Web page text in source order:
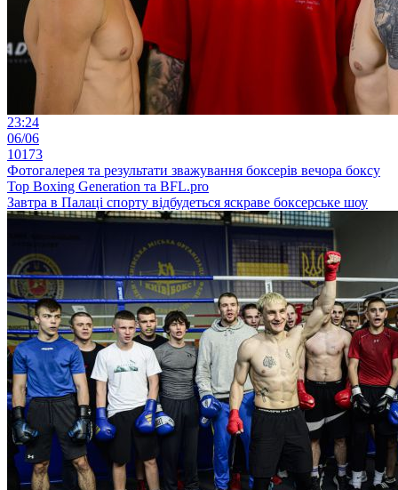
23:24
06/06
10173
Фотогалерея та результати зважування боксерів вечора боксу
Top Boxing Generation та BFL.pro
Завтра в Палаці спорту відбудеться яскраве боксерське шоу